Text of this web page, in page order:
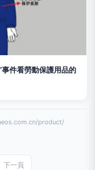
件看勞動保護用品的
product/
下一頁